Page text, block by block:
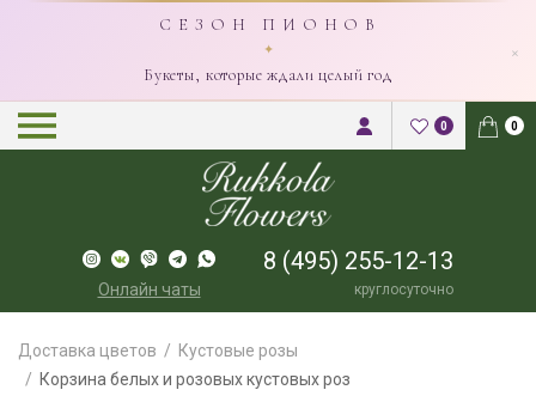
С Е З О Н П И О Н О В
✦
Букеты, которые ждали целый год
×
0 0
Онлайн чаты
8 (495) 255-12-13
круглосуточно
Доставка цветов
Кустовые розы
Корзина белых и розовых кустовых роз